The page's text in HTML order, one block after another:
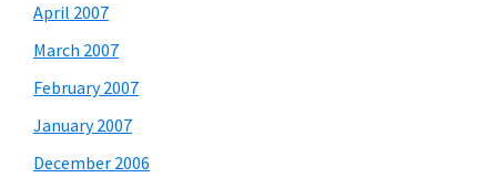
April 2007
March 2007
February 2007
January 2007
December 2006